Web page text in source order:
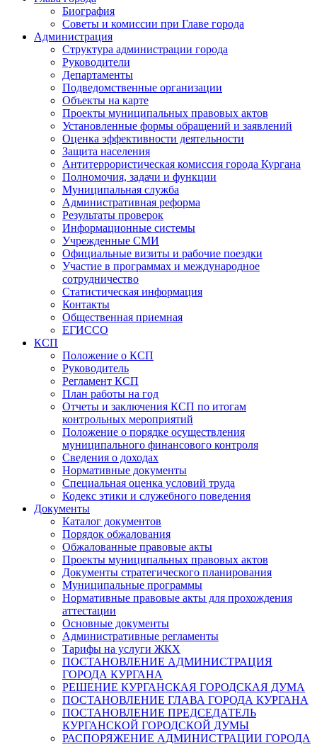
Биография
Советы и комиссии при Главе города
Администрация
Структура администрации города
Руководители
Департаменты
Подведомственные организации
Объекты на карте
Проекты муниципальных правовых актов
Установленные формы обращений и заявлений
Оценка эффективности деятельности
Защита населения
Антитеррористическая комиссия города Кургана
Полномочия, задачи и функции
Муниципальная служба
Административная реформа
Результаты проверок
Информационные системы
Учрежденные СМИ
Официальные визиты и рабочие поездки
Участие в программах и международное
сотрудничество
Статистическая информация
Контакты
Общественная приемная
ЕГИССО
КСП
Положение о КСП
Руководитель
Регламент КСП
План работы на год
Отчеты и заключения КСП по итогам
контрольных мероприятий
Положение о порядке осуществления
муниципального финансового контроля
Сведения о доходах
Нормативные документы
Специальная оценка условий труда
Кодекс этики и служебного поведения
Документы
Каталог документов
Порядок обжалования
Обжалованные правовые акты
Проекты муниципальных правовых актов
Документы стратегического планирования
Муниципальные программы
Нормативные правовые акты для прохождения
аттестации
Основные документы
Административные регламенты
Тарифы на услуги ЖКХ
ПОСТАНОВЛЕНИЕ АДМИНИСТРАЦИЯ
ГОРОДА КУРГАНА
РЕШЕНИЕ КУРГАНСКАЯ ГОРОДСКАЯ ДУМА
ПОСТАНОВЛЕНИЕ ГЛАВА ГОРОДА КУРГАНА
ПОСТАНОВЛЕНИЕ ПРЕДСЕДАТЕЛЬ
КУРГАНСКОЙ ГОРОДСКОЙ ДУМЫ
РАСПОРЯЖЕНИЕ АДМИНИСТРАЦИИ ГОРОДА